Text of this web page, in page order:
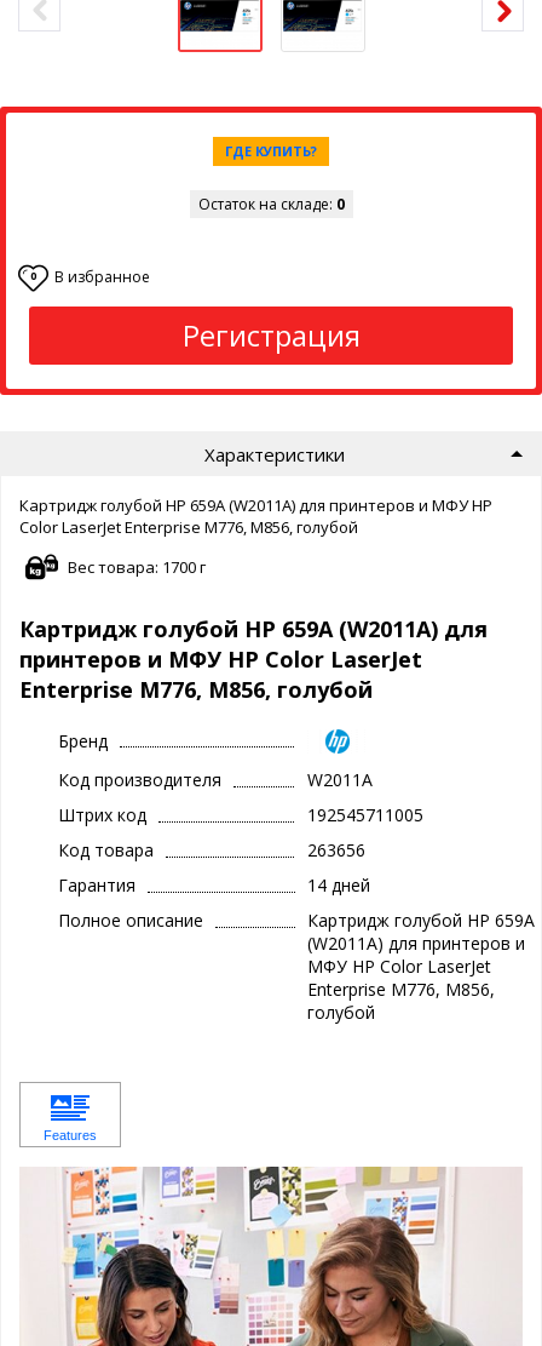
ГДЕ КУПИТЬ?
Остаток на складе: 0
0 В избранное
Регистрация
Характеристики
Картридж голубой HP 659A (W2011A) для принтеров и МФУ HP
Color LaserJet Enterprise M776, M856, голубой
Вес товара: 1700 г
Картридж голубой HP 659A (W2011A) для
принтеров и МФУ HP Color LaserJet
Enterprise M776, M856, голубой
Бренд
Код производителя
W2011A
Штрих код
192545711005
Код товара
263656
Гарантия
14 дней
Полное описание
Картридж голубой HP 659A
(W2011A) для принтеров и
МФУ HP Color LaserJet
Enterprise M776, M856,
голубой